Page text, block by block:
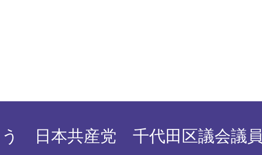
う 日本共産党 千代田区議会議員